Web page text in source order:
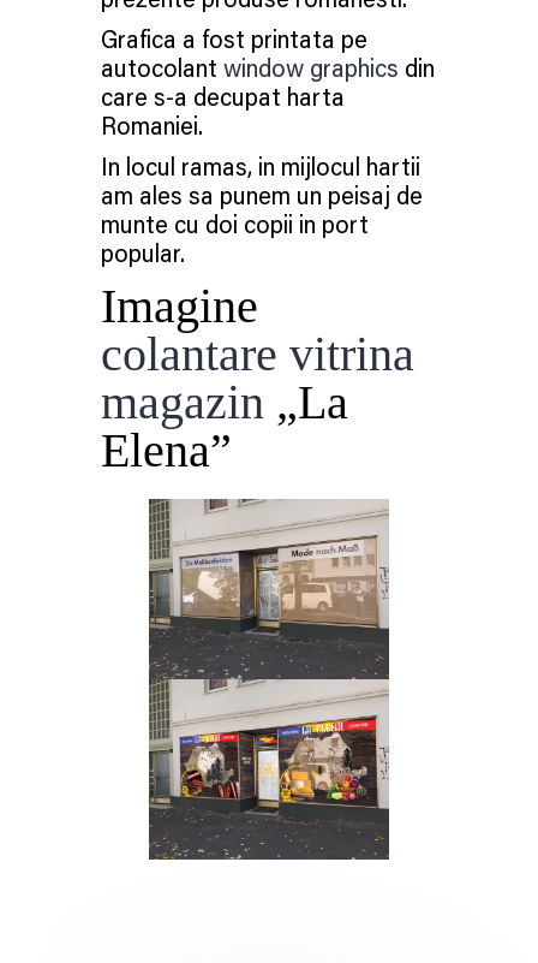
Grafica a fost printata pe
autocolant window graphics din
care s-a decupat harta
Romaniei.
In locul ramas, in mijlocul hartii
am ales sa punem un peisaj de
munte cu doi copii in port
popular.
Imagine
colantare vitrina
magazin „La
Elena”